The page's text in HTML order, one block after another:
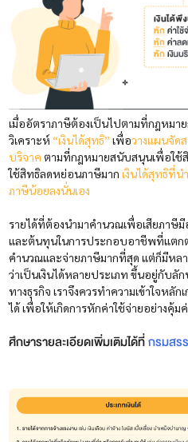
เมื่ออัตราภาษีต้องเป็นไปตามที่กฎหมา
วิเคราะห์ “เงินได้สุทธิ” เพื่อวางแผนจัด
บริจาค ตามที่กฎหมายสนับสนุนเพื่อใช้
ใช้สิทธิลดหย่อนภาษีมาก เงินได้สุทธิที่น
ภาษีน้อยลงนั่นเอง
รายได้ที่ต้องนำมาคำนวณเพื่อเสียภาษี
และต้นทุนในการประกอบอาชีพที่แตกต่
คำนวณและจ่ายภาษีมากที่สุด แต่ก็มีหล
ว่าเป็นเงินได้หลายประเภท ขึ้นอยู่กับ
ทางธุรกิจ เราจึงควรทำความเข้าใจหลั
ได้ เพื่อให้เกิดการหักค่าใช้จ่ายอย่างคุ้ม
ศึกษารายละเอียดเพิ่มเติมได้ที่กรมสร